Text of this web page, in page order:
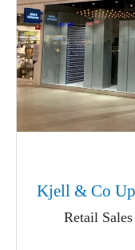
Kjell & Co
Retail